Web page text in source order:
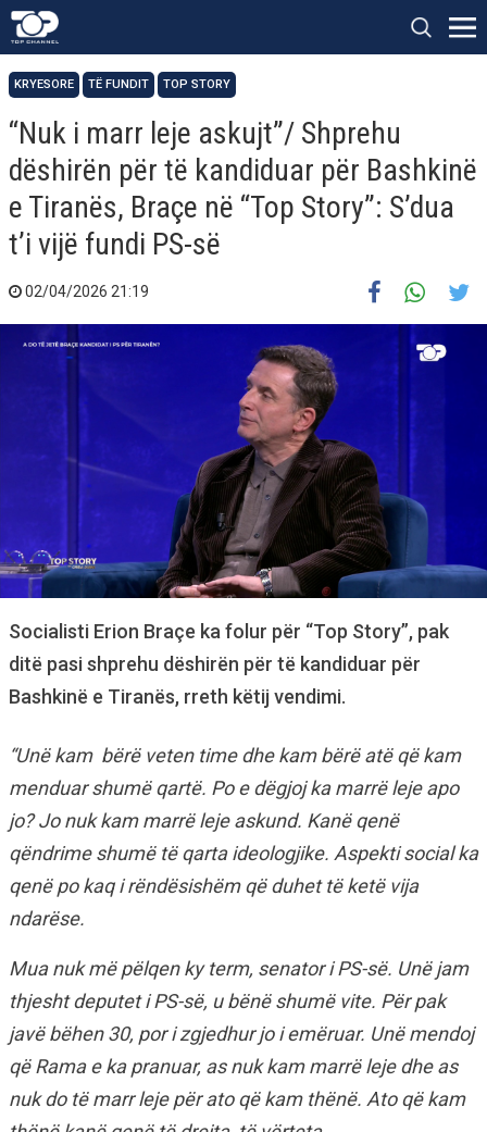
KRYESORE TË FUNDIT TOP STORY
“Nuk i marr leje askujt”/ Shprehu
dëshirën për të kandiduar për Bashkinë
e Tiranës, Braçe në “Top Story”: S’dua
t’i vijë fundi PS-së
02/04/2026 21:19
Socialisti Erion Braçe ka folur për “Top Story”, pak
ditë pasi shprehu dëshirën për të kandiduar për
Bashkinë e Tiranës, rreth këtij vendimi.
“Unë kam bërë veten time dhe kam bërë atë që kam
menduar shumë qartë. Po e dëgjoj ka marrë leje apo
jo? Jo nuk kam marrë leje askund. Kanë qenë
qëndrime shumë të qarta ideologjike. Aspekti social ka
qenë po kaq i rëndësishëm që duhet të ketë vija
ndarëse.
Mua nuk më pëlqen ky term, senator i PS-së. Unë jam
thjesht deputet i PS-së, u bënë shumë vite. Për pak
javë bëhen 30, por i zgjedhur jo i emëruar. Unë mendoj
që Rama e ka pranuar, as nuk kam marrë leje dhe as
nuk do të marr leje për ato që kam thënë. Ato që kam